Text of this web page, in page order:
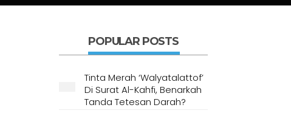
POPULAR POSTS
Tinta Merah ‘Walyatalattof’
Di Surat Al-Kahfi, Benarkah
Tanda Tetesan Darah?